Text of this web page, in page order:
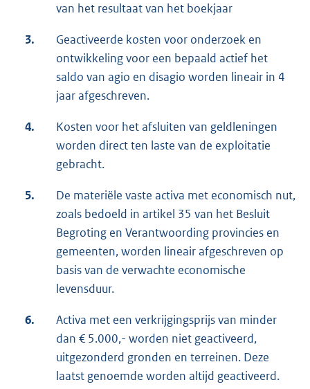
van het resultaat van het boekjaar
3.
Geactiveerde kosten voor onderzoek en
ontwikkeling voor een bepaald actief het
saldo van agio en disagio worden lineair in 4
jaar afgeschreven.
4.
Kosten voor het afsluiten van geldleningen
worden direct ten laste van de exploitatie
gebracht.
5.
De materiële vaste activa met economisch nut,
zoals bedoeld in artikel 35 van het Besluit
Begroting en Verantwoording provincies en
gemeenten, worden lineair afgeschreven op
basis van de verwachte economische
levensduur.
6.
Activa met een verkrijgingsprijs van minder
dan € 5.000,- worden niet geactiveerd,
uitgezonderd gronden en terreinen. Deze
laatst genoemde worden altijd geactiveerd.